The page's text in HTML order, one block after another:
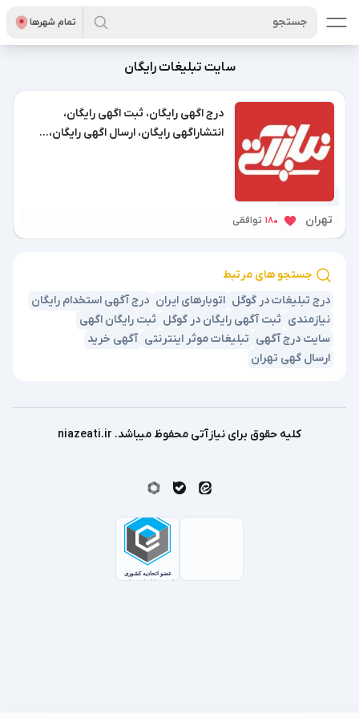
تمام شهر‌ها جستجو
سایت تبلیغات رایگان
درج اگهی رایگان، ثبت اگهی رایگان،
انتشاراگهی رایگان، ارسال اگهی رایگان،...
تهران 180 توافقی
جستجو های مرتبط
درج تبلیغات در گوگل اتوبارهای ایران درج آگهی استخدام رایگان
نیازمندی ثبت آگهی رایگان در گوگل ثبت رایگان اگهی
سایت درج آگهی تبلیغات موثر اینترنتی آگهی خرید
ارسال گهی تهران
کلیه حقوق برای نیازآتی محفوظ میباشد. niazeati.ir